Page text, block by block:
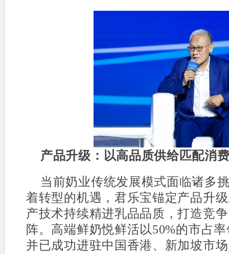
产品升级：以高品质供给匹配消
当前奶业传统发展模式面临诸多
着转型的机遇，君乐宝锚定产品升
产技术持续精进乳品品质，打造竞
阵。高端鲜奶悦鲜活以50%的市占
并已成功进驻中国香港、新加坡市